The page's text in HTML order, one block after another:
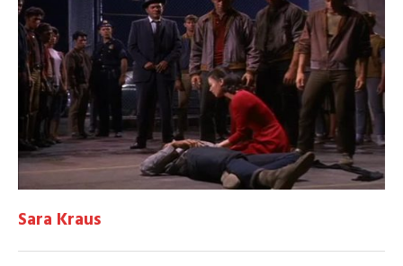
Sara Kraus